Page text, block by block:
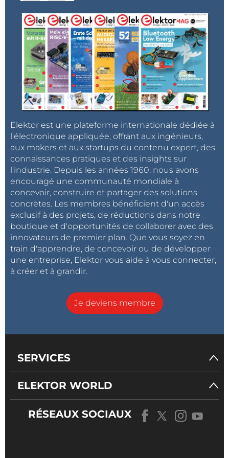
l'utilisation est faible. Mais ce n’est pas du tout le cas
lors de la production. Les appareils électroniques
sont fabriqués et assemblés en Asie, laquelle dépend
largement du charbon.Greenpeaceappelle par
conséquent les sociétés à s'engager à rendre
l'ensemble de la chaîne de commercialisation
durable au lieu de ne s'intéresser qu'à leur propre
consommation directe.
Finalement,Greenpeacedonne des
recommandations sur ce que nous devrions faire en
tant que consommateurs pour rendre l'industrie
électronique plus verte :
Choisir des appareils robustes et faciles à
réparer ;
Ne pas remplacer des appareils qui
fonctionnent toujours ;
Toujours préférer réparer plutôt que remplacer ;
Lorsqu'un appareil est réellement défectueux,
s'assurer de son recyclage ;
Faire savoir aux sociétés d'électronique que
Illustration : notes obtenues par 17 sociétés
durabilité des équipements devrait être prise
en compte. Nombreuses sont les personnes
qui dans le cas cité auraient jeté le bloc
d'alimentation et,,, l'ordinateur aussi! Quel
gâchis!
J. KREUTZ
Répondre
Elektor est une plateforme internationale dédiée à
l'électronique appliquée, offrant aux ingénieurs,
aux makers et aux startups du contenu expert, des
connaissances pratiques et des insights sur
l'industrie. Depuis les années 1960, nous avons
encouragé une communauté mondiale à
concevoir, construire et partager des solutions
concrètes. Les membres bénéficient d'un accès
exclusif à des projets, de réductions dans notre
boutique et d'opportunités de collaborer avec des
innovateurs de premier plan. Que vous soyez en
train d'apprendre, de concevoir ou de développer
une entreprise, Elektor vous aide à vous connecter,
à créer et à grandir.
Je deviens membre
SERVICES
ELEKTOR WORLD
RÉSEAUX SOCIAUX